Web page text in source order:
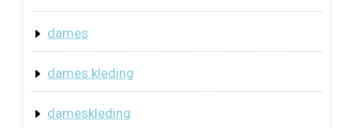
dames
dames kleding
dameskleding